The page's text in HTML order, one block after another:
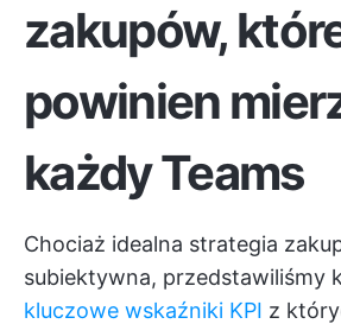
zakupów,
powinien
każdy Teams
Chociaż idealna strategia
subiektywna, przedstawiliśmy
kluczowe wskaźniki KPI z